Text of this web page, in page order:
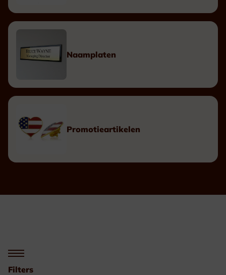
Naamplaten
Promotieartikelen
Filters